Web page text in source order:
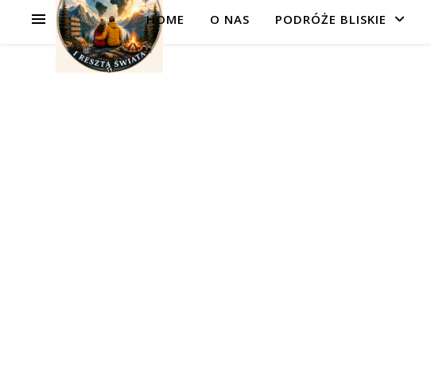
HOME O NAS PODRÓŻE BLISKIE